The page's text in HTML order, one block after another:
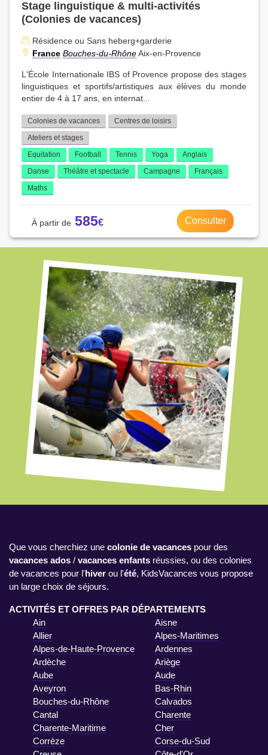
Stage linguistique & multi-activités
(Colonies de vacances)
Résidence ou Sans heberg+garderie
France Bouches-du-RhôneAix-en-Provence
L'École Internationale IBS of Provence propose des stages
linguistiques et sportifs/artistiques aux élèves du monde
entier de 4 à 17 ans, en internat...
Colonies de vacances
Centres de loisirs
Ateliers et stages
Equitation
Football Tennis Yoga
Anglais
Danse
Théâtre et spectacle Campagne
Français
Maths
585 Consulter
Que vous cherchiez une colonie de vacances pour des
vacances ados / vacances enfants réussies, ou des colonies
de vacances pour l'hiver ou l'été, KidsVacances vous propose
un large choix de séjours.
ACTIVITÉS ET OFFRES PAR DÉPARTEMENTS
Ain
Aisne
Allier
Alpes-Maritimes
Alpes-de-Haute-Provence
Ardennes
Ardèche
Ariège
Aube
Aude
Aveyron
Bas-Rhin
Bouches-du-Rhône
Calvados
Cantal
Charente
Charente-Maritime
Cher
Corrèze
Corse-du-Sud